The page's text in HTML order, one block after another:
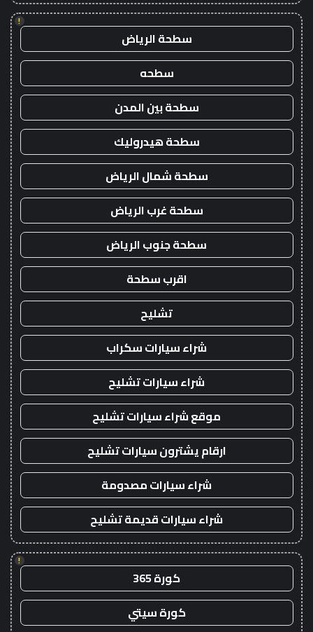
!
سطحة الرياض
سطحه
سطحة بين المدن
سطحة هيدروليك
سطحة شمال الرياض
سطحة غرب الرياض
سطحة جنوب الرياض
اقرب سطحة
تشليح
شراء سيارات سكراب
شراء سيارات تشليح
موقع شراء سيارات تشليح
ارقام يشترون سيارات تشليح
شراء سيارات مصدومة
شراء سيارات قديمة تشليح
!
كورة 365
كورة سيتي